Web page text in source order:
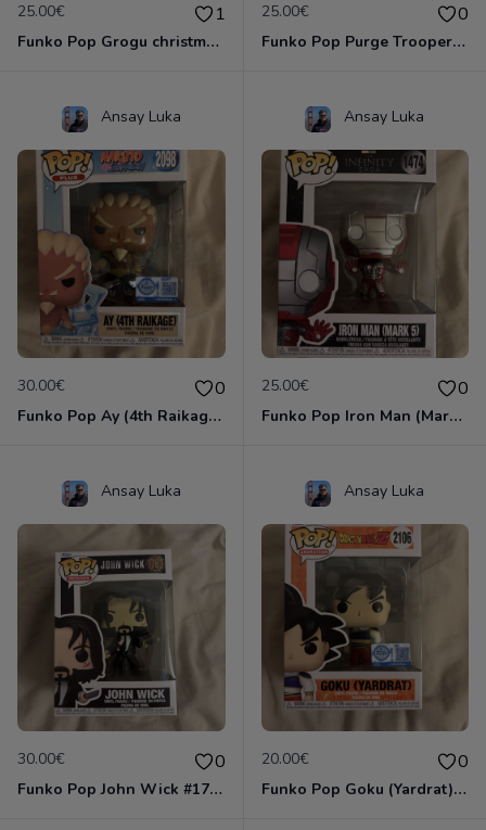
25.00€ 1
Funko Pop Grogu christmas #747
25.00€ 0
Funko Pop Purge Trooper #632
Ansay Luka
30.00€ 0
Funko Pop Ay (4th Raikage) #2098
Ansay Luka
25.00€ 0
Funko Pop Iron Man (Mark 5) #1474
Ansay Luka
30.00€ 0
Funko Pop John Wick #1763
Ansay Luka
20.00€ 0
Funko Pop Goku (Yardrat) #2106